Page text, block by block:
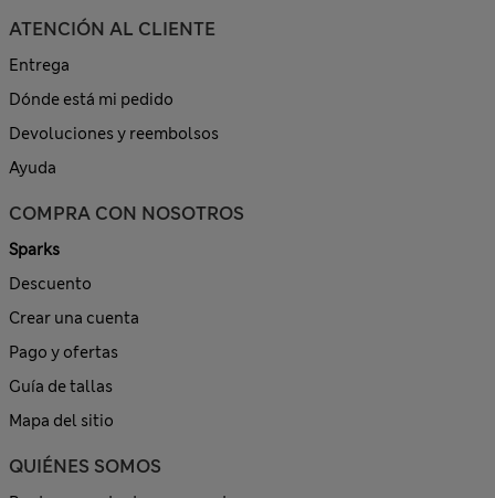
ATENCIÓN AL CLIENTE
Entrega
Dónde está mi pedido
Devoluciones y reembolsos
Ayuda
COMPRA CON NOSOTROS
Sparks
Descuento
Crear una cuenta
Pago y ofertas
Guía de tallas
Mapa del sitio
QUIÉNES SOMOS